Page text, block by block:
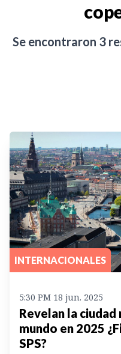
Se encontraron 3
INTERNACIONALES
5:30 PM 18 jun. 2025
Revelan la
mundo en 2025
SPS?